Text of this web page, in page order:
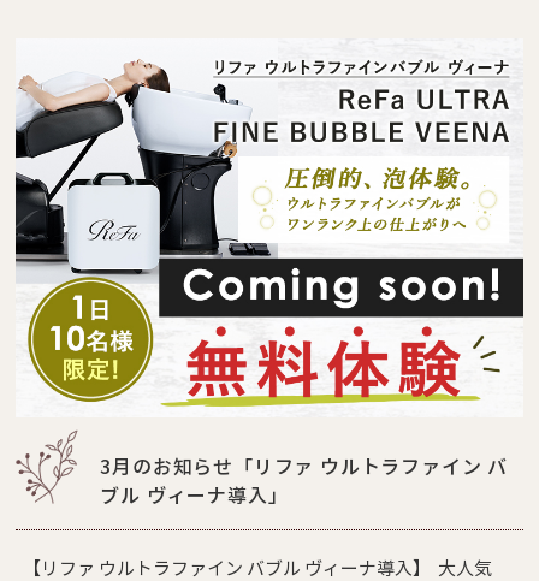
3月のお知らせ「リファ ウルトラファイン バ
ブル ヴィーナ導入」
【リファ ウルトラファイン バブル ヴィーナ導入】 大人気